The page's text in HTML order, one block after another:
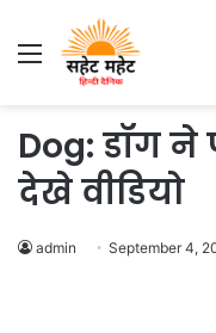
Menu
Dog: डॉग
देखे वीडियो
admin September 4,